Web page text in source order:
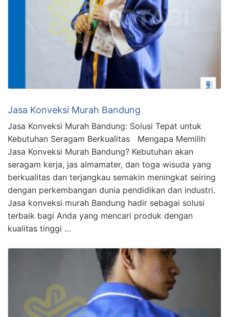
Jasa Konveksi Murah Bandung
Jasa Konveksi Murah Bandung: Solusi Tepat untuk
Kebutuhan Seragam Berkualitas Mengapa Memilih
Jasa Konveksi Murah Bandung? Kebutuhan akan
seragam kerja, jas almamater, dan toga wisuda yang
berkualitas dan terjangkau semakin meningkat seiring
dengan perkembangan dunia pendidikan dan industri.
Jasa konveksi murah Bandung hadir sebagai solusi
terbaik bagi Anda yang mencari produk dengan
kualitas tinggi …